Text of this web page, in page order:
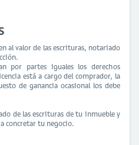
al valor de las escrituras, notariado
por partes iguales los derechos
está a cargo del comprador, la
de ganancia ocasional los debe
de las escrituras de tu inmueble y
concretar tu negocio.